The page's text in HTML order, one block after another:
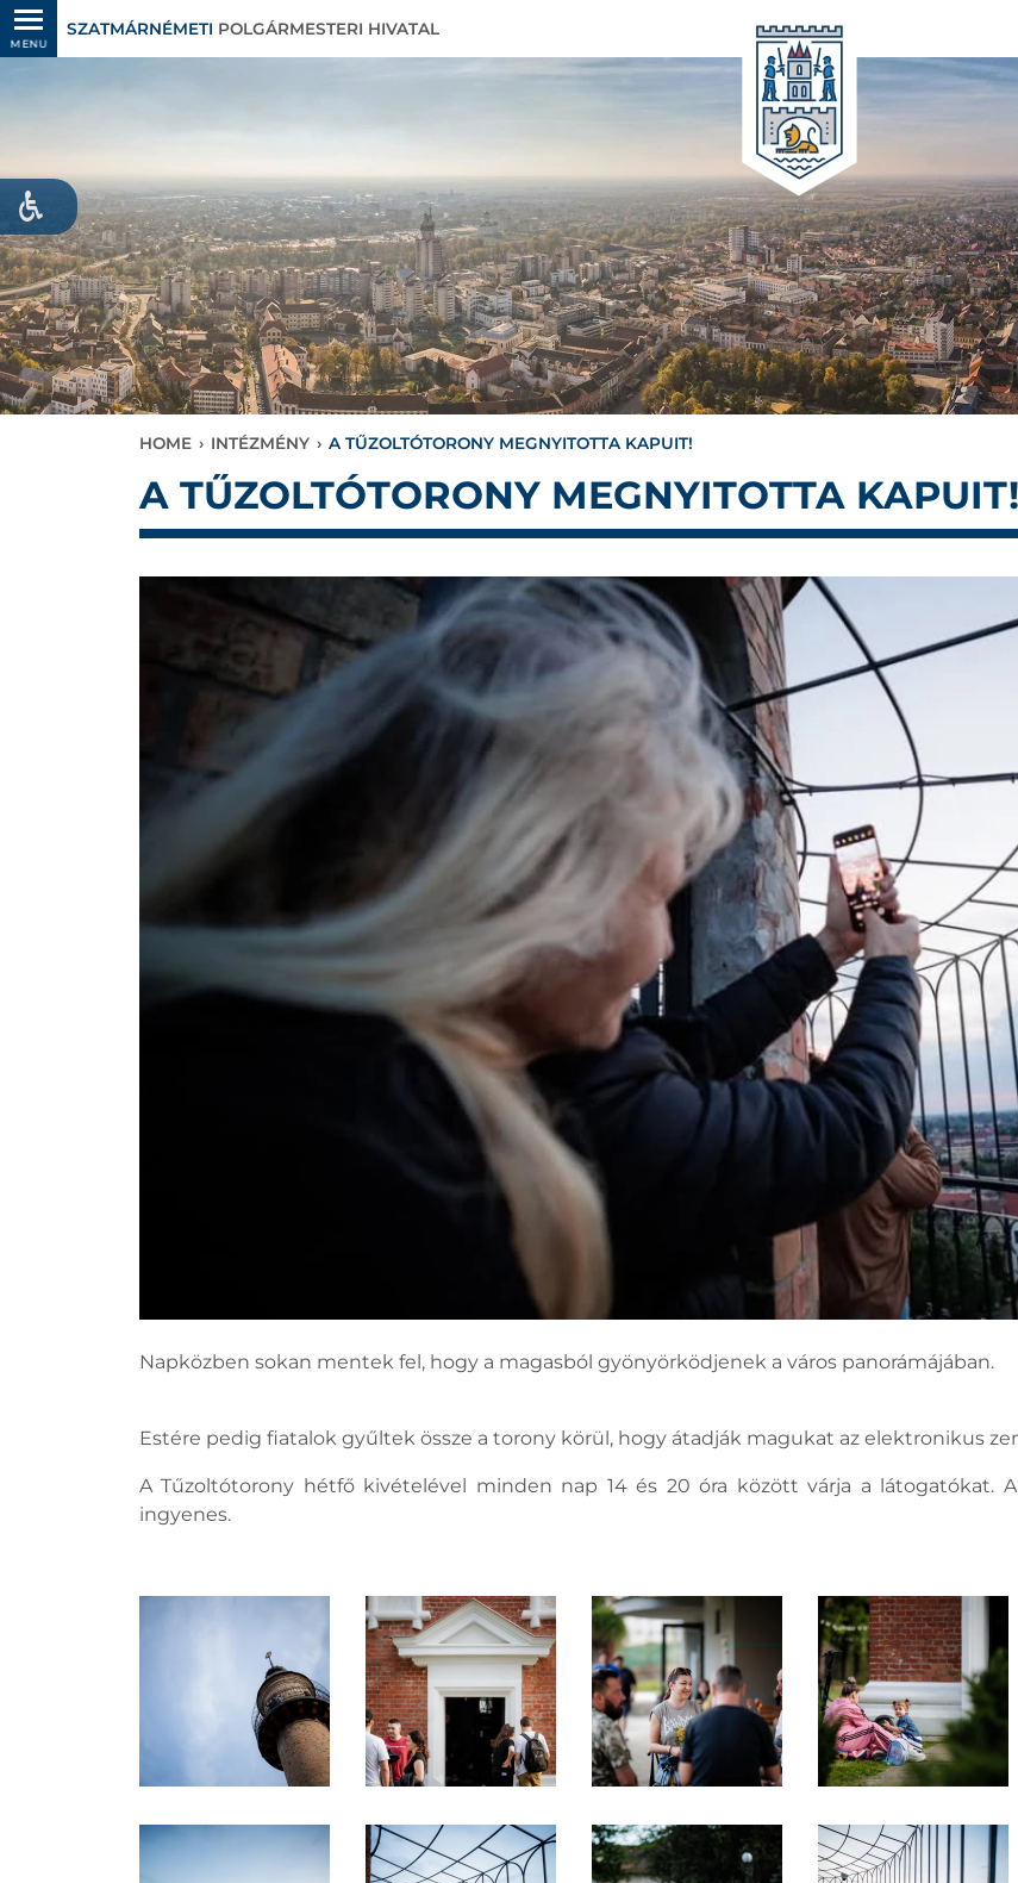
MENU
SZATMÁRNÉMETI POLGÁRMESTERI HIVATAL
HOME › INTÉZMÉNY › A TŰZOLTÓTORONY MEGNYITOTTA KAPUIT!
A TŰZOLTÓTORONY MEGNYITOTTA KAPUIT!
Napközben sokan mentek fel, hogy a magasból gyönyörködjenek a város panorámájában.
Estére pedig fiatalok gyűltek össze a torony körül, hogy átadják magukat az elektronikus
A Tűzoltótorony hétfő kivételével minden nap 14 és 20 óra között várja a látogatókat.
ingyenes.